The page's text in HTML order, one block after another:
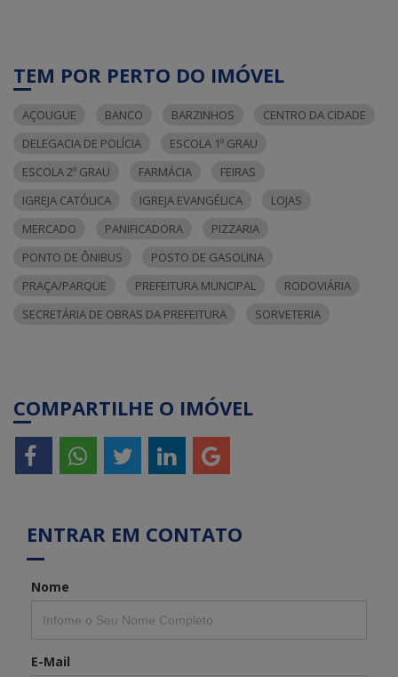
TEM POR PERTO DO IMÓVEL
AÇOUGUE BANCO BARZINHOS
CENTRO DA CIDADE
DELEGACIA DE POLÍCIA
ESCOLA 1º GRAU
ESCOLA 2º GRAU
FARMÁCIA
FEIRAS
IGREJA CATÓLICA
IGREJA EVANGÉLICA
LOJAS
MERCADO
PANIFICADORA
PIZZARIA
PONTO DE ÔNIBUS
POSTO DE GASOLINA
PRAÇA/PARQUE
PREFEITURA MUNCIPAL
RODOVIÁRIA
SECRETÁRIA DE OBRAS DA PREFEITURA
SORVETERIA
COMPARTILHE O IMÓVEL
ENTRAR EM CONTATO
Nome
E-Mail